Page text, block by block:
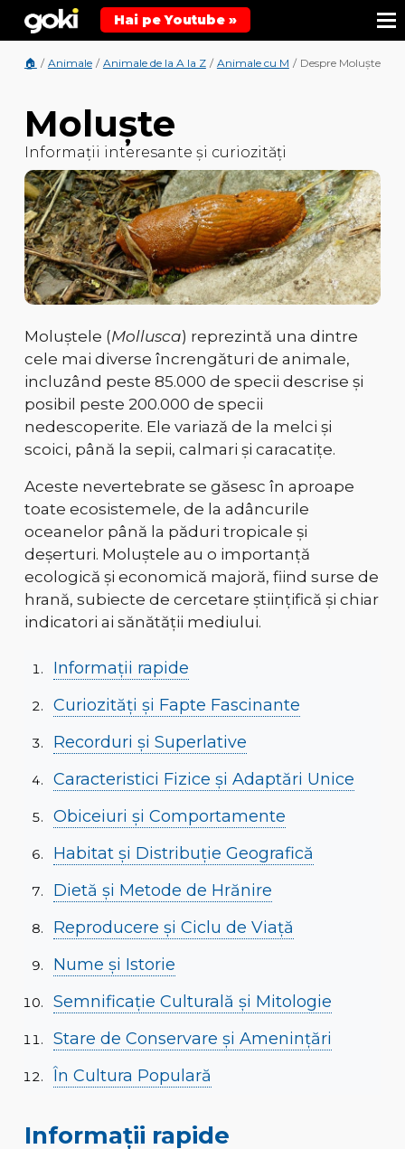
Hai pe Youtube »
🏠 / Animale / Animale de la A la Z / Animale cu M / Despre Moluște
Moluște
Informații interesante și curiozități
Moluștele (Mollusca) reprezintă una dintre
cele mai diverse încrengături de animale,
incluzând peste 85.000 de specii descrise și
posibil peste 200.000 de specii
nedescoperite. Ele variază de la melci și
scoici, până la sepii, calmari și caracatițe.
Aceste nevertebrate se găsesc în aproape
toate ecosistemele, de la adâncurile
oceanelor până la păduri tropicale și
deșerturi. Moluștele au o importanță
ecologică și economică majoră, fiind surse de
hrană, subiecte de cercetare științifică și chiar
indicatori ai sănătății mediului.
Informații rapide
Curiozități și Fapte Fascinante
Recorduri și Superlative
Caracteristici Fizice și Adaptări Unice
Obiceiuri și Comportamente
Habitat și Distribuție Geografică
Dietă și Metode de Hrănire
Reproducere și Ciclu de Viață
Nume și Istorie
Semnificație Culturală și Mitologie
Stare de Conservare și Amenințări
În Cultura Populară
Informații rapide